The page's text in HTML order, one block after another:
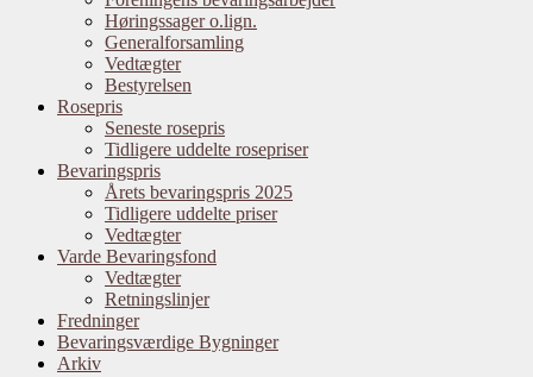
Høringssager o.lign.
Generalforsamling
Vedtægter
Bestyrelsen
Rosepris
Seneste rosepris
Tidligere uddelte rosepriser
Bevaringspris
Årets bevaringspris 2025
Tidligere uddelte priser
Vedtægter
Varde Bevaringsfond
Vedtægter
Retningslinjer
Fredninger
Bevaringsværdige Bygninger
Arkiv